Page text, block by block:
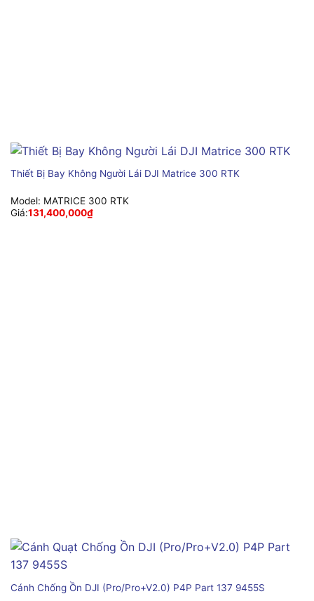
Thiết Bị Bay Không Người Lái DJI Matrice 300 RTK
Model: MATRICE 300 RTK
Giá:131,400,000₫
Cánh Chống Ồn DJI (Pro/Pro+V2.0) P4P Part 137 9455S